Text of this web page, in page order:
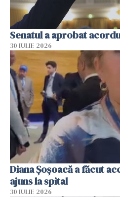
Senatul a aprobat
30 IULIE 2026
Diana Șoșoacă a făcut
ajuns la spital
30 IULIE 2026